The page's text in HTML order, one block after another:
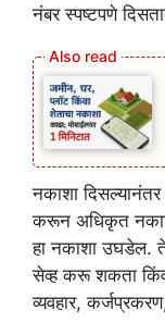
नंबर स्पष्टपणे
नकाशा दिसल्यानंतर
करून अधिकृत
हा नकाशा उघडेल.
सेव्ह करू शकता
व्यवहार,